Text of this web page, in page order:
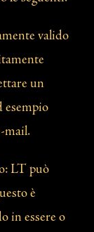
valido
un
esempio
mail.
LT può
è
in essere o